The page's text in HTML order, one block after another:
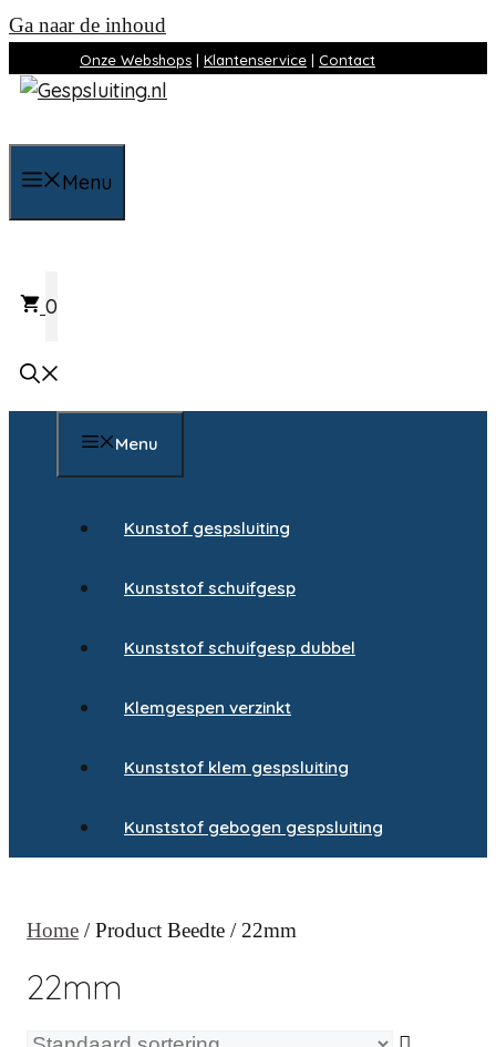
Ga naar de inhoud
Onze Webshops | Klantenservice | Contact
Menu
0
Menu
Kunstof gespsluiting
Kunststof schuifgesp
Kunststof schuifgesp dubbel
Klemgespen verzinkt
Kunststof klem gespsluiting
Kunststof gebogen gespsluiting
Home / Product Beedte / 22mm
22mm